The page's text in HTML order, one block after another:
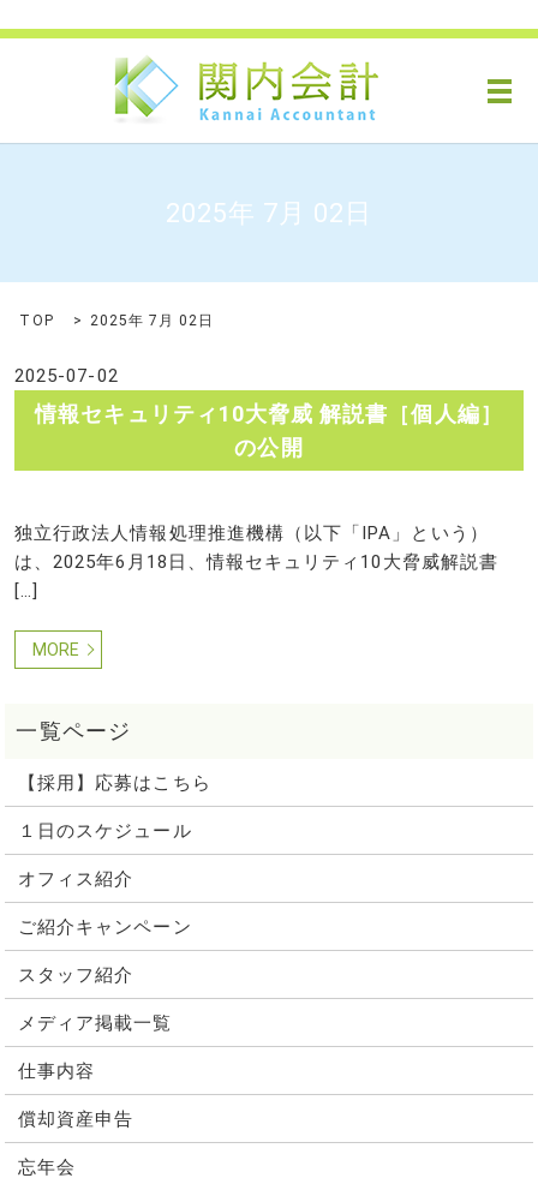
メ
2025年 7月 02日
TOP 2025年 7月 02日
2025-07-02
情報セキュリティ10大脅威 解説書［個人編］
の公開
独立行政法人情報処理推進機構（以下「IPA」という）
は、2025年6月18日、情報セキュリティ10大脅威解説書
[…]
MORE
【採用】応募はこちら
１日のスケジュール
オフィス紹介
ご紹介キャンペーン
スタッフ紹介
メディア掲載一覧
仕事内容
償却資産申告
忘年会